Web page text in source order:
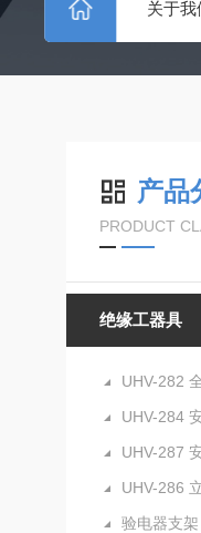
关于我
产品
PRODUCT
绝缘工器具
UHV-282
UHV-284
UHV-287
UHV-286
验电器支架